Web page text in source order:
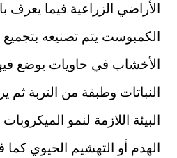
الأراضي الزراعية فيما يعرف
الكمبوست يتم تصنيعه بتجميع
الأخشاب في حاويات يوضع
النباتات وطبقة من التربة ثم
البيئة اللازمة لنمو
الهدم أو التهشيم الحيوي